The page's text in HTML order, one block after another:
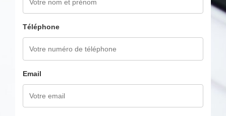
Téléphone
Email